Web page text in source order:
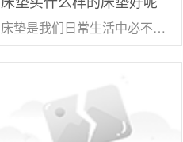
床垫是我们日常生活中必不可少的一种用品，好的床垫能保证我们的睡眠质量，而选择床垫的过程中，很多消费者对于床垫的选择还存在着一定的困惑。 床垫买什么样的床垫好呢？这篇